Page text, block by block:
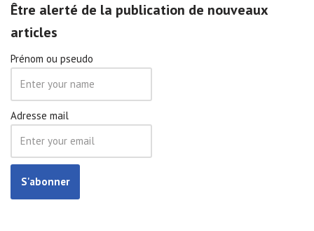
Être alerté de la publication de nouveaux
articles
Prénom ou pseudo
Adresse mail